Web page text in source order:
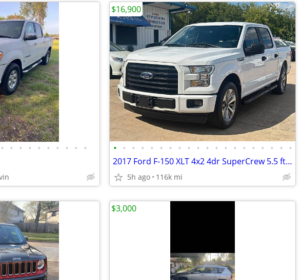
• • • • • • • • • • • • • • • • • • • • • • • • • • • • • •
2017 Ford F-150 XLT 4x2 4dr SuperCrew 5.5 ft. SB
5h ago 116k mi
$16,900
$3,000